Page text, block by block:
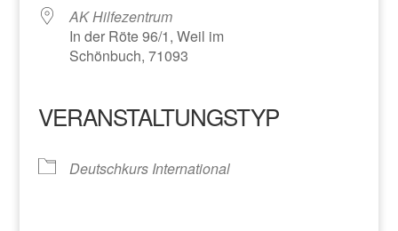
AK Hilfezentrum
In der Röte 96/1, Weil im
Schönbuch, 71093
VERANSTALTUNGSTYP
Deutschkurs International